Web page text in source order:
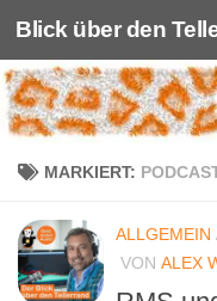
Unter dem Inhalt
Blick über den
MARKIERT:
ALLGEMEIN
VON ALEX